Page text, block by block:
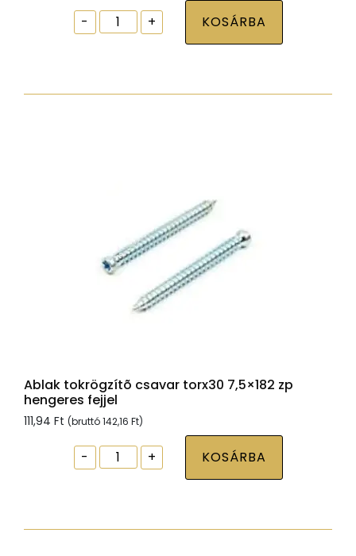
-
Ablak
tokrögzítõ
7,5x132
+ KOSÁRBA
Ablak tokrögzítõ csavar torx30 7,5×182 zp
hengeres fejjel
111,94 Ft (bruttó142,16 Ft)
-
Ablak
tokrögzítõ
7,5x182
+ KOSÁRBA